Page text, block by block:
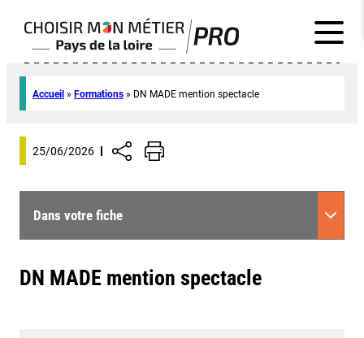
Accueil » Formations » DN MADE mention spectacle
25/06/2026
Dans votre fiche
DN MADE mention spectacle